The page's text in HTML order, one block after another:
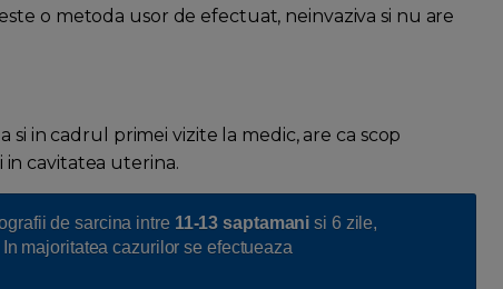
o metoda usor de efectuat, neinvaziva si nu are
si in cadrul primei vizite la medic, are ca scop
in cavitatea uterina.
de sarcina intre 11-13 saptamanisi 6 zile,
majoritatea cazurilor se efectueaza